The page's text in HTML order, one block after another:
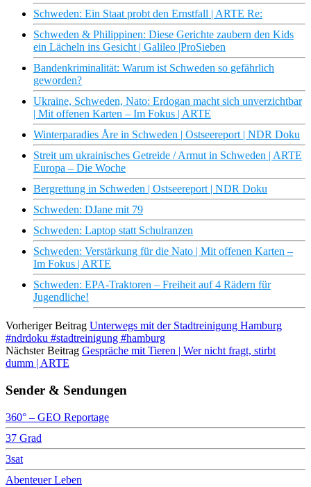
Schweden: Ein Staat probt den Ernstfall | ARTE Re:
Schweden & Philippinen: Diese Gerichte zaubern den Kids
ein Lächeln ins Gesicht | Galileo |ProSieben
Bandenkriminalität: Warum ist Schweden so gefährlich
geworden?
Ukraine, Schweden, Nato: Erdogan macht sich unverzichtbar
| Mit offenen Karten – Im Fokus | ARTE
Winterparadies Åre in Schweden | Ostseereport | NDR Doku
Streit um ukrainisches Getreide / Armut in Schweden | ARTE
Europa – Die Woche
Bergrettung in Schweden | Ostseereport | NDR Doku
Schweden: DJane mit 79
Schweden: Laptop statt Schulranzen
Schweden: Verstärkung für die Nato | Mit offenen Karten –
Im Fokus | ARTE
Schweden: EPA-Traktoren – Freiheit auf 4 Rädern für
Jugendliche!
Vorheriger Beitrag Unterwegs mit der Stadtreinigung Hamburg
#ndrdoku #stadtreinigung #hamburg
Nächster Beitrag Gespräche mit Tieren | Wer nicht fragt, stirbt
dumm | ARTE
Sender & Sendungen
360° – GEO Reportage
37 Grad
3sat
Abenteuer Leben